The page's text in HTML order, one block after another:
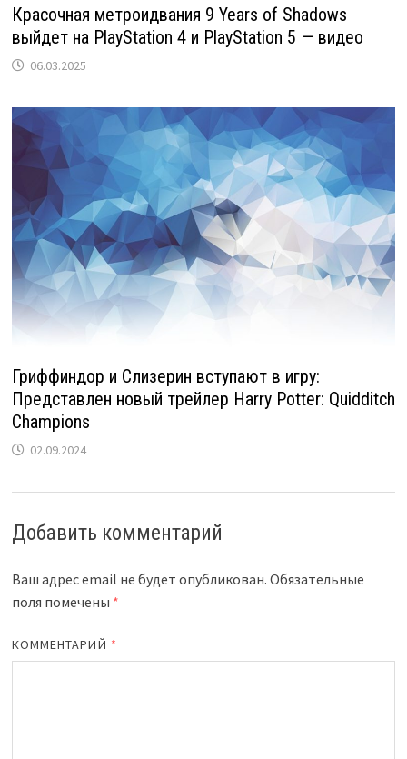
Красочная метроидвания 9 Years of Shadows
выйдет на PlayStation 4 и PlayStation 5 — видео
06.03.2025
Гриффиндор и Слизерин вступают в игру:
Представлен новый трейлер Harry Potter: Quidditch
Champions
02.09.2024
Добавить комментарий
Ваш адрес email не будет опубликован. Обязательные
поля помечены *
КОММЕНТАРИЙ *